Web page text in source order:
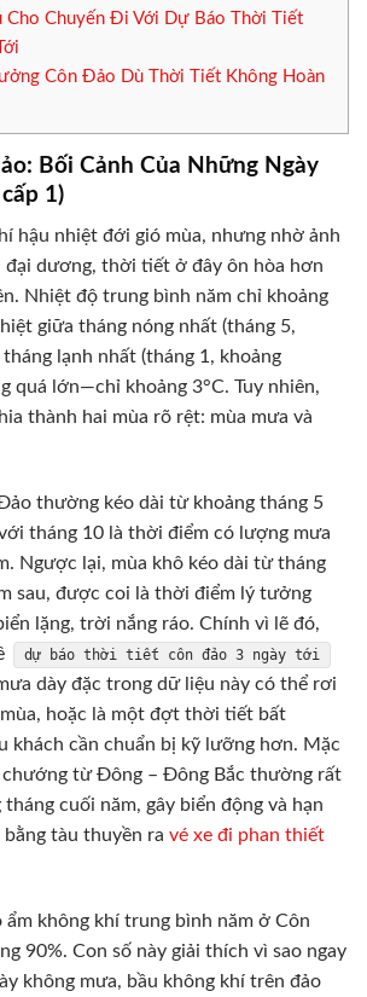
Cho Chuyến Đi Với Dự Báo Thời Tiết
Côn Đảo Dù Thời Tiết Không Hoàn
Bối Cảnh Của Những Ngày
1)
hậu nhiệt đới gió mùa, nhưng nhờ ảnh
đại dương, thời tiết ở đây ôn hòa hơn
Nhiệt độ trung bình năm chỉ khoảng
giữa tháng nóng nhất (tháng 5,
tháng lạnh nhất (tháng 1, khoảng
quá lớn—chỉ khoảng 3°C. Tuy nhiên,
thành hai mùa rõ rệt: mùa mưa và
thường kéo dài từ khoảng tháng 5
tháng 10 là thời điểm có lượng mưa
Ngược lại, mùa khô kéo dài từ tháng
sau, được coi là thời điểm lý tưởng
lặng, trời nắng ráo. Chính vì lẽ đó,
dự báo thời tiết côn đảo 3 ngày tới
dày đặc trong dữ liệu này có thể rơi
hoặc là một đợt thời tiết bất
khách cần chuẩn bị kỹ lưỡng hơn. Mặc
chướng từ Đông – Đông Bắc thường rất
cuối năm, gây biển động và hạn
tàu thuyền ra vé xe đi phan thiết
không khí trung bình năm ở Côn
90%. Con số này giải thích vì sao ngay
không mưa, bầu không khí trên đảo